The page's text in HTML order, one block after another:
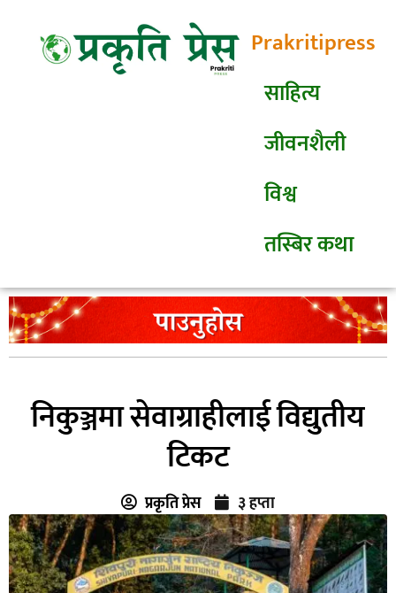
Prakritipress
साहित्य
जीवनशैली
विश्व
तस्बिर कथा
निकुञ्जमा सेवाग्राहीलाई विद्युतीय
टिकट
प्रकृति प्रेस ३ हप्ता